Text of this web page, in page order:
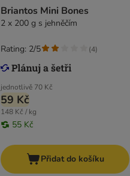
Briantos Mini Bones
2 x 200 g s jehněčím
jednotlivě 70 Kč
59 Kč
148 Kč / kg
55 Kč
Rating: 2/5 (4)
Přidat do košíku